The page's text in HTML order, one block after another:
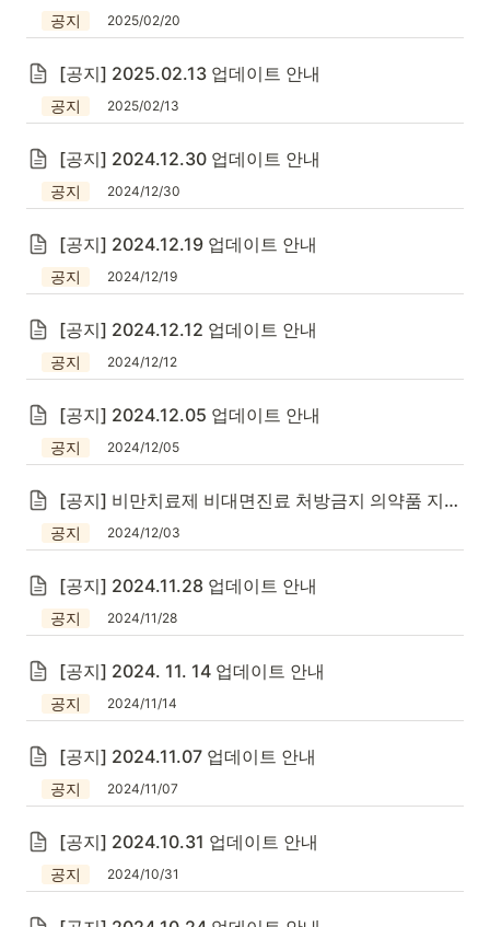
공지 2025/02/20
[공지] 2025.02.13 업데이트 안내
공지 2025/02/13
[공지] 2024.12.30 업데이트 안내
공지 2024/12/30
[공지] 2024.12.19 업데이트 안내
공지 2024/12/19
[공지] 2024.12.12 업데이트 안내
공지 2024/12/12
[공지] 2024.12.05 업데이트 안내
공지 2024/12/05
[공지] 비만치료제 비대면진료 처방금지 의약품 지정
공지 2024/12/03
[공지] 2024.11.28 업데이트 안내
공지 2024/11/28
[공지] 2024. 11. 14 업데이트 안내
공지 2024/11/14
[공지] 2024.11.07 업데이트 안내
공지 2024/11/07
[공지] 2024.10.31 업데이트 안내
공지 2024/10/31